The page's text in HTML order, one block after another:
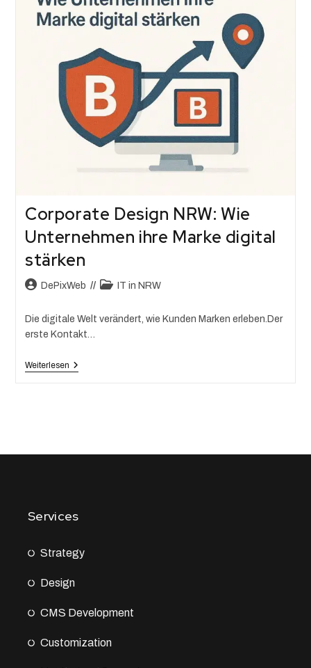
Corporate Design NRW: Wie
Unternehmen ihre Marke digital
stärken
DePixWeb IT in NRW
Die digitale Welt verändert, wie Kunden Marken erleben.Der
erste Kontakt…
Weiterlesen
Services
Strategy
Design
CMS Development
Customization